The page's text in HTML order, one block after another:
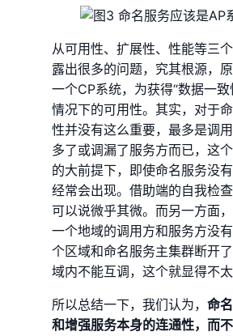
从可用性、扩展性、性能等三
露出很多的问题，究其根源，
一个CP系统，为获得“数据一
情况下的可用性。其实，对于
性并没有这么重要，最多是调
多了或调漏了服务方而已，这
的大前提下，即使命名服务没
经常会出现。借助端的自我检
可以说微乎其微。而另一方面
一个地域的调用方和服务方没
个区域和命名服务主集群断开
域内不能互调，这个就显得不太
所以总结一下，我们认为， 命
和增强服务本身的连通性，而